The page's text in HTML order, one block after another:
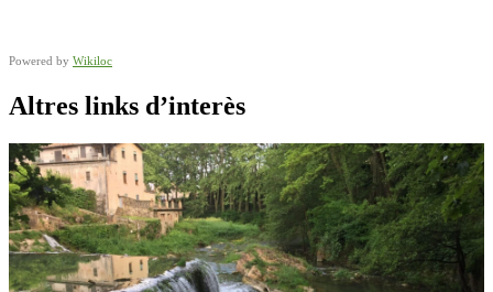
Powered by Wikiloc
Altres links d’interès